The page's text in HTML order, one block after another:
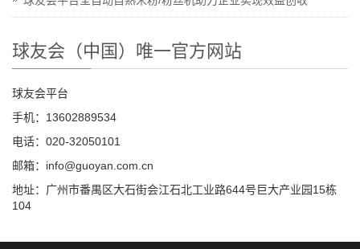
球友会（中国）唯一官方网站
球友会平台
手机：13602889534
电话：020-32050101
邮箱：info@guoyan.com.cn
地址：广州市番禺区大石街会江石北工业路644号巨大产业园15栋
104